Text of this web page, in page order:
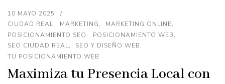
10 MAYO 2025
CIUDAD REAL
MARKETING
MARKETING ONLINE
POSICIONAMIENTO SEO
POSICIONAMIENTO WEB
SEO CIUDAD REAL
SEO Y DISEÑO WEB
TU POSICIONAMIENTO WEB
Maximiza tu Presencia Local con